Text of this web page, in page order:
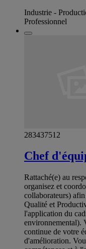
Industrie -
Professionnel
283437512
Chef
Rattaché(e) au
organisez et
collaborateurs)
Qualité et
l'application du
environnemental).
continue de votre
d'amélioration.